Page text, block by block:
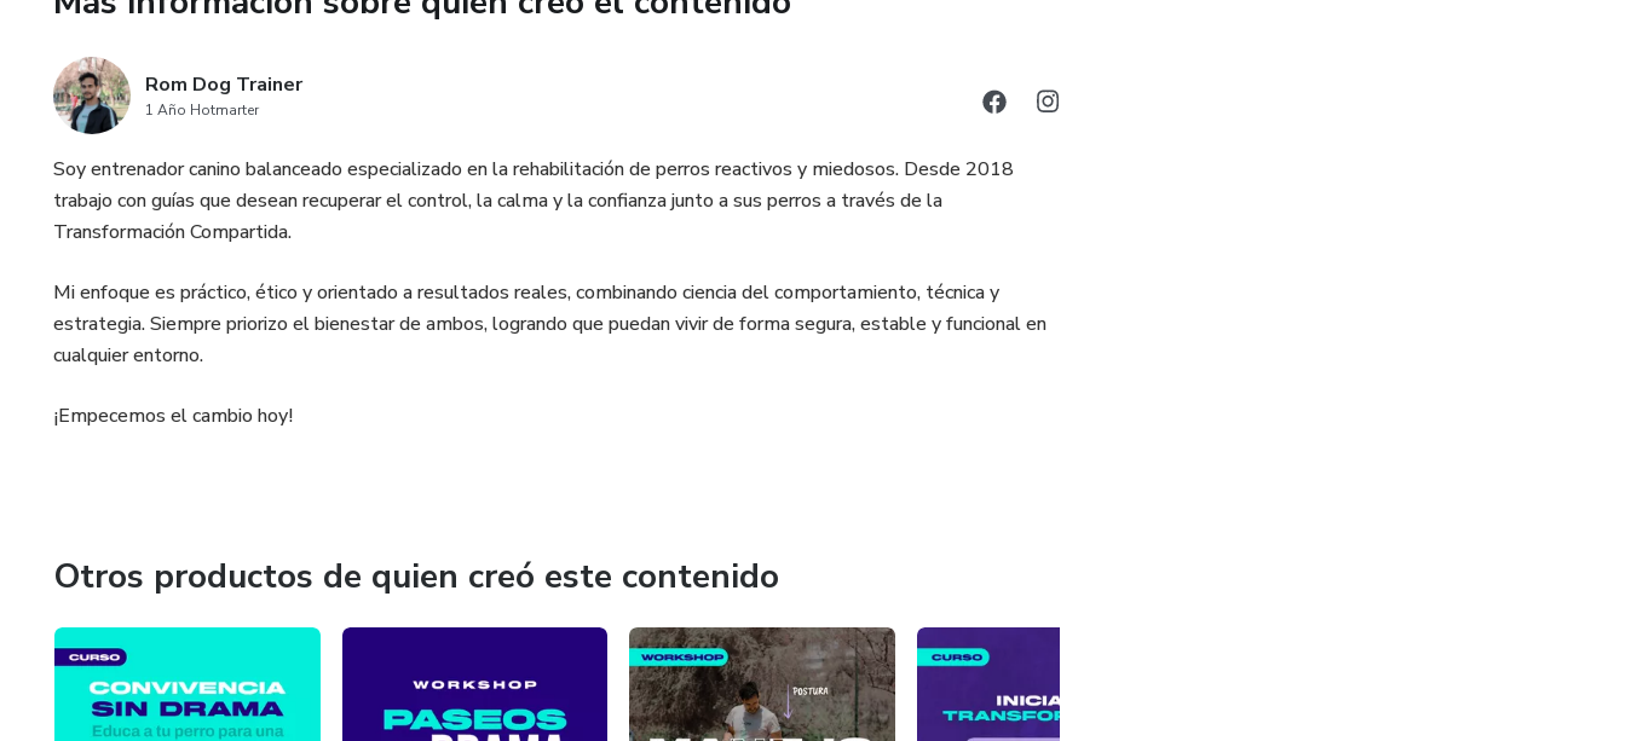
Identificar y diferenciar reactividad y miedo.
Evitar errores comunes que empeoran el problema.
Guías que quieren empezar con bases sólidas.
Empieza por el entendimiento… y prepárate para el cambio.
Rom Dog Trainer
1 Año Hotmarter
Soy entrenador canino balanceado especializado en la rehabilitación de perros reactivos y miedosos. Desde 2018
trabajo con guías que desean recuperar el control, la calma y la confianza junto a sus perros a través de la
Transformación Compartida.
Mi enfoque es práctico, ético y orientado a resultados reales, combinando ciencia del comportamiento, técnica y
estrategia. Siempre priorizo el bienestar de ambos, logrando que puedan vivir de forma segura, estable y funcional en
cualquier entorno.
¡Empecemos el cambio hoy!
Otros productos de quien creó este contenido